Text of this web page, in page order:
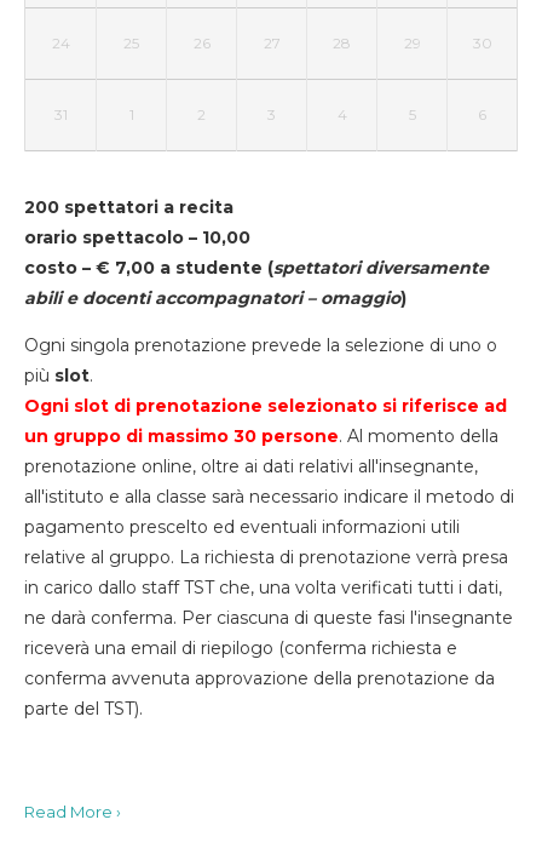
24 25 26 27 28 29 30
31 1 2 3 4 5 6
200 spettatori a recita
orario spettacolo – 10,00
costo – € 7,00 a studente (spettatori diversamente
abili e docenti accompagnatori – omaggio)
Ogni singola prenotazione prevede la selezione di uno o
più slot.
Ogni slot di prenotazione selezionato si riferisce ad
un gruppo di massimo 30 persone. Al momento della
prenotazione online, oltre ai dati relativi all'insegnante,
all'istituto e alla classe sarà necessario indicare il metodo di
pagamento prescelto ed eventuali informazioni utili
relative al gruppo. La richiesta di prenotazione verrà presa
in carico dallo staff TST che, una volta verificati tutti i dati,
ne darà conferma. Per ciascuna di queste fasi l'insegnante
riceverà una email di riepilogo (conferma richiesta e
conferma avvenuta approvazione della prenotazione da
parte del TST).
Read More ›